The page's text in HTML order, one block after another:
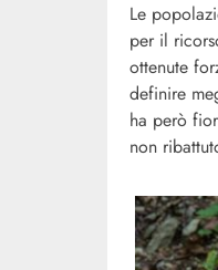
Le
per il
ottenute
definire
ha però
non